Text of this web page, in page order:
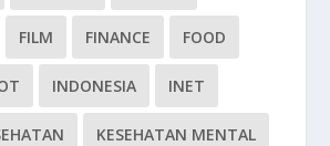
FILM FINANCE FOOD
INDONESIA INET
KESEHATAN MENTAL